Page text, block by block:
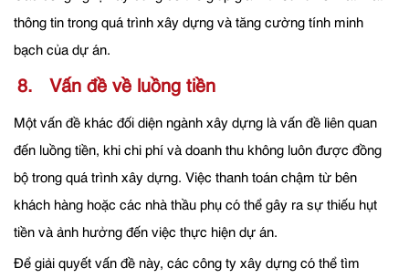
thông tin trong quá trình xây dựng và tăng cường tính minh
bạch của dự án.
8. Vấn đề về luồng tiền
Một vấn đề khác đối diện ngành xây dựng là vấn đề liên quan
đến luồng tiền, khi chi phí và doanh thu không luôn được đồng
bộ trong quá trình xây dựng. Việc thanh toán chậm từ bên
khách hàng hoặc các nhà thầu phụ có thể gây ra sự thiếu hụt
tiền và ảnh hưởng đến việc thực hiện dự án.
Để giải quyết vấn đề này, các công ty xây dựng có thể tìm